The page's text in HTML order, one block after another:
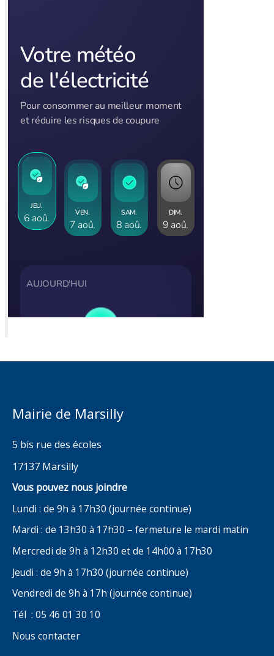
Mairie de Marsilly
5 bis rue des écoles
17137 Marsilly
Vous pouvez nous joindre
Lundi : de 9h à 17h30 (journée continue)
Mardi : de 13h30 à 17h30 – fermeture le mardi matin
Mercredi de 9h à 12h30 et de 14h00 à 17h30
Jeudi : de 9h à 17h30 (journée continue)
Vendredi de 9h à 17h (journée continue)
Tél : 05 46 01 30 10
Nous contacter